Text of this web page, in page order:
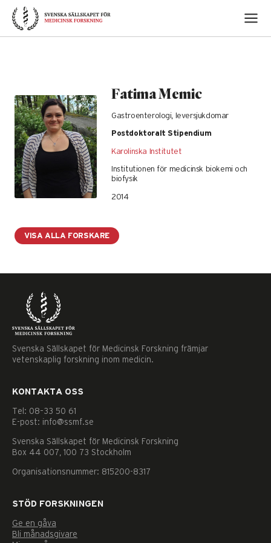
Skip
content
Fatima Memic
Gastroenterologi, leversjukdomar
Postdoktoralt Stipendium
Karolinska Institutet
Institutionen för medicinsk biokemi och
biofysik
2014
VISA ALLA FORSKARE
Svenska Sällskapet för Medicinsk Forskning främjar
vetenskaplig forskning inom medicin.
KONTAKTA OSS
Tel: 08–33 50 61
E-post: info@ssmf.se
Svenska Sällskapet för Medicinsk Forskning
Box 44 007, 100 73 Stockholm
Organisationsnummer: 815200-8317
STÖD FORSKNINGEN
Ge en gåva
Bli månadsgivare
Nödvändiga